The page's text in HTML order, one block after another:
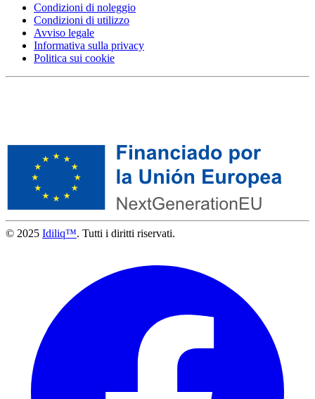
Condizioni di noleggio
Condizioni di utilizzo
Avviso legale
Informativa sulla privacy
Politica sui cookie
© 2025 Idiliq™. Tutti i diritti riservati.